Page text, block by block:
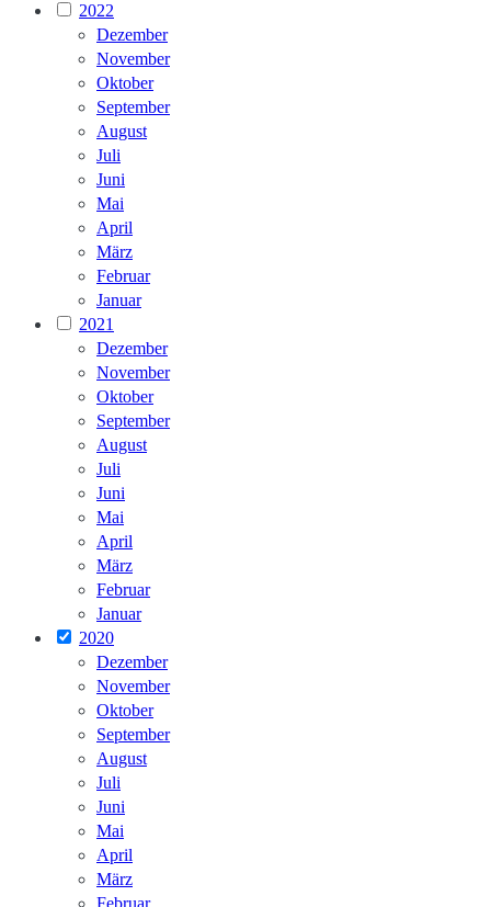
2022
Dezember
November
Oktober
September
August
Juli
Juni
Mai
April
März
Februar
Januar
2021
Dezember
November
Oktober
September
August
Juli
Juni
Mai
April
März
Februar
Januar
2020
Dezember
November
Oktober
September
August
Juli
Juni
Mai
April
März